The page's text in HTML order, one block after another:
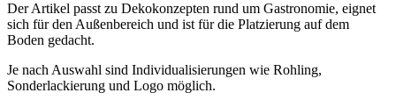
Der Artikel passt zu Dekokonzepten rund um Gastronomie, eignet
sich für den Außenbereich und ist für die Platzierung auf dem
Boden gedacht.
Je nach Auswahl sind Individualisierungen wie Rohling,
Sonderlackierung und Logo möglich.